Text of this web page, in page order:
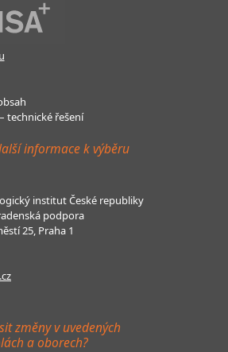
technické řešení
informace k výběru
institut České republiky
podpora
25, Praha 1
změny v uvedených
a oborech?